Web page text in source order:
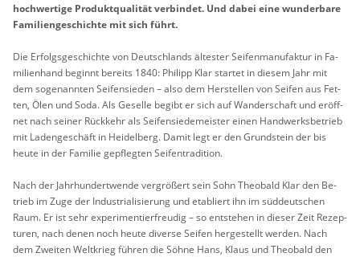
hoch­wer­ti­ge Pro­dukt­qua­li­tät ver­bin­det. Und dabei eine wun­der­ba­re
Fa­mi­li­en­ge­schich­te mit sich führt.
Die Er­folgs­ge­schich­te von Deutsch­lands äl­tes­ter Sei­fen­ma­nu­fak­tur in Fa­
mi­li­en­hand be­ginnt be­reits 1840: Phil­ipp Klar star­tet in die­sem Jahr mit
dem so­ge­nann­ten Sei­fen­sie­den – also dem Her­stel­len von Sei­fen aus Fet­
ten, Ölen und Soda. Als Ge­sel­le be­gibt er sich auf Wan­der­schaft und er­öff­
net nach sei­ner Rück­kehr als Sei­fen­sie­de­meis­ter einen Hand­werks­be­trieb
mit La­den­ge­schäft in Hei­del­berg. Damit legt er den Grund­stein der bis
heute in der Fa­mi­lie ge­pfleg­ten Sei­fen­tra­di­ti­on.
Nach der Jahr­hun­dert­wen­de ver­grö­ßert sein Sohn Theo­bald Klar den Be­
trieb im Zuge der In­dus­tria­li­sie­rung und eta­bliert ihn im süd­deut­schen
Raum. Er ist sehr ex­pe­ri­men­tier­freu­dig – so ent­ste­hen in die­ser Zeit Re­zep­
tu­ren, nach denen noch heute di­ver­se Sei­fen her­ge­stellt wer­den. Nach
dem Zwei­ten Welt­krieg füh­ren die Söhne Hans, Klaus und Theo­bald den